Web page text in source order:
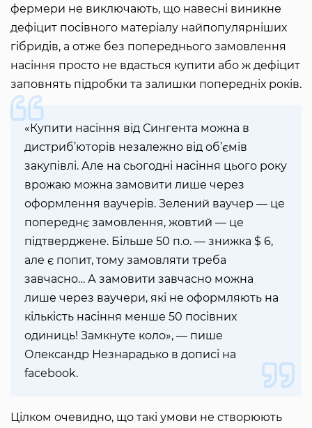
фермери не виключають, що навесні виникне
дефіцит посівного матеріалу найпопулярніших
гібридів, а отже без попереднього замовлення
насіння просто не вдасться купити або ж дефіцит
заповнять підробки та залишки попередніх років.
«Купити насіння від Сингента можна в
дистриб’юторів незалежно від об’ємів
закупівлі. Але на сьогодні насіння цього року
врожаю можна замовити лише через
оформлення ваучерів. Зелений ваучер — це
попереднє замовлення, жовтий — це
підтверджене. Більше 50 п.о. — знижка $ 6,
але є попит, тому замовляти треба
завчасно… А замовити завчасно можна
лише через ваучери, які не оформляють на
кількість насіння менше 50 посівних
одиниць! Замкнуте коло», — пише
Олександр Незнарадько в дописі на
facebook.
Цілком очевидно, що такі умови не створюють